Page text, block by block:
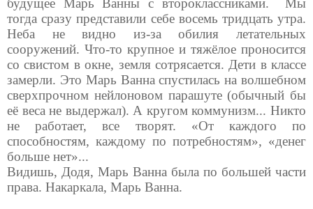
будущее Марь Ванны с второклассниками.
Мы
тогда сразу представили себе восемь тридцать утра.
Неба не видно из-за обилия летательных
сооружений. Что-то крупное и тяжёлое проносится
со свистом в окне, земля сотрясается. Дети в классе
замерли. Это Марь Ванна спустилась на волшебном
сверхпрочном нейлоновом парашуте (обычный бы
её веса не выдержал). А кругом коммунизм... Никто
не работает, все творят. «От каждого по
способностям, каждому по потребностям», «денег
больше нет»...
Видишь, Додя, Марь Ванна была по большей части
права. Накаркала, Марь Ванна.